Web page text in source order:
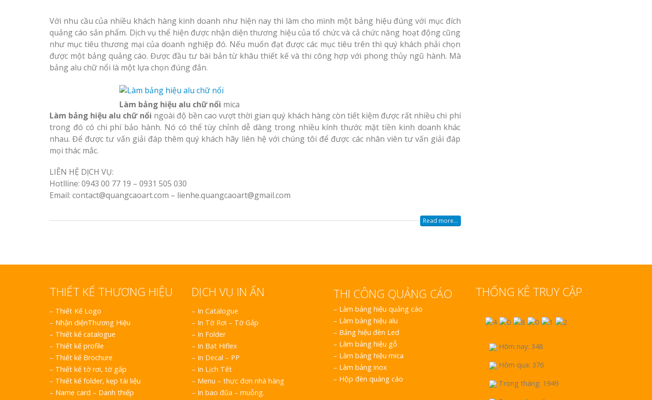
Với nhu cầu của nhiều khách hàng kinh doanh như hiện nay thì làm cho mình một bảng hiệu đúng với mục đích
quảng cáo sản phẩm. Dịch vụ thể hiện được nhận diện thương hiệu của tổ chức và cả chức năng hoạt động cũng
như mục tiêu thương mại của doanh nghiệp đó. Nếu muốn đạt được các mục tiêu trên thì quý khách phải chọn
được một bảng quảng cáo. Được đầu tư bài bản từ khâu thiết kế và thi công hợp với phong thủy ngũ hành. Mà
bảng alu chữ nổi là một lựa chọn đúng đắn.
Làm bảng hiệu alu chữ nổi mica
Làm bảng hiệu alu chữ nổi ngoài độ bền cao vượt thời gian quý khách hàng còn tiết kiệm được rất nhiều chi phí
trong đó có chi phí bảo hành. Nó có thể tùy chỉnh dễ dàng trong nhiều kính thước mặt tiền kinh doanh khác
nhau. Để được tư vấn giải đáp thêm quý khách hãy liên hệ với chúng tôi để được các nhân viên tư vấn giải đáp
mọi thác mắc.
LIÊN HỆ DỊCH VỤ:
Hotlline: 0943 00 77 19 – 0931 505 030
Email: contact@quangcaoart.com – lienhe.quangcaoart@gmail.com
Read more...
THIẾT KẾ THƯƠNG HIỆU
– Thiết Kế Logo
– Nhận diệnThương Hiệu
– Thiết kế catalogue
– Thiết kế profile
– Thiết kế Brochure
– Thiết kế tờ rơi, tờ gấp
– Thiết kế folder, kẹp tài liệu
– Name card – Danh thiếp
DỊCH VỤ IN ẤN
– In Catalogue
– In Tờ Rơi – Tờ Gấp
– In Folder
– In Bạt Hiflex
– In Decal – PP
– In Lịch Tết
– Menu – thực đơn nhà hàng
– In bao đũa – muỗng.
THI CÔNG QUẢNG CÁO
– Làm bảng hiệu quảng cáo
– Làm bảng hiệu alu
– Bảng hiệu đèn Led
– Làm bảng hiệu gỗ
– Làm bảng hiệu mica
– Làm bảng inox
– Hộp đèn quảng cáo
THỐNG KÊ TRUY CẬP
Hôm nay: 348
Hôm qua: 376
Trong tháng: 1949